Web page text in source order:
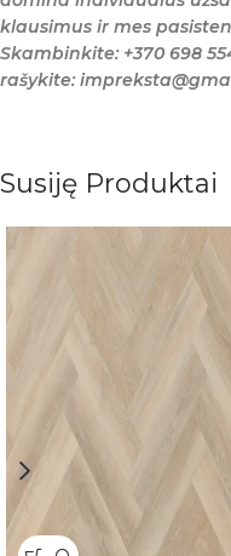
klausimus ir mes
Skambinkite: +370 698
rašykite:
Susiję Produktai